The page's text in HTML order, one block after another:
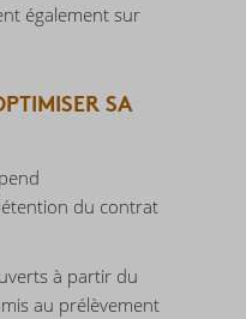
également sur
SA
du contrat
à partir du
au prélèvement